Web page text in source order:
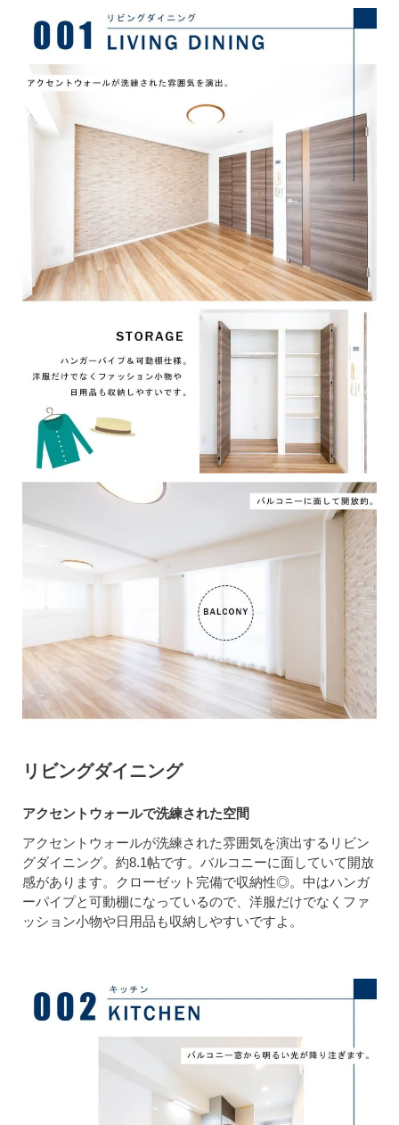
リビングダイニング
アクセントウォールで洗練された空間
アクセントウォールが洗練された雰囲気を演出するリビン
グダイニング。約8.1帖です。バルコニーに面していて開放
感があります。クローゼット完備で収納性◎。中はハンガ
ーパイプと可動棚になっているので、洋服だけでなくファ
ッション小物や日用品も収納しやすいですよ。